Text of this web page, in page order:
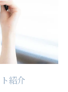
を解説
の習慣
整える理
イントま
紹介